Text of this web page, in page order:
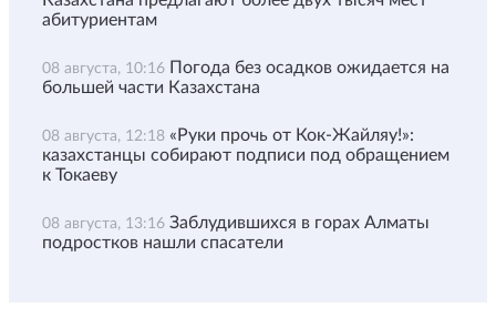
абитуриентам
08 августа, 10:16 Погода без осадков ожидается на
большей части Казахстана
08 августа, 12:18 «Руки прочь от Кок-Жайляу!»:
казахстанцы собирают подписи под обращением
к Токаеву
08 августа, 13:16 Заблудившихся в горах Алматы
подростков нашли спасатели